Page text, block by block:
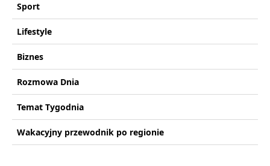
Sport
Lifestyle
Biznes
Rozmowa Dnia
Temat Tygodnia
Wakacyjny przewodnik po regionie